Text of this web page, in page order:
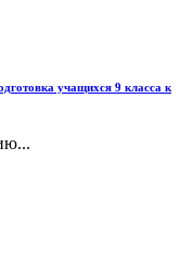
учащихся 9 класса к